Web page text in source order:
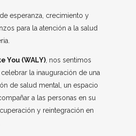
esperanza, crecimiento y
para la atención a la salud
You (WALY) , nos sentimos
la inauguración de una
de salud mental, un espacio
a las personas en su
y reintegración en